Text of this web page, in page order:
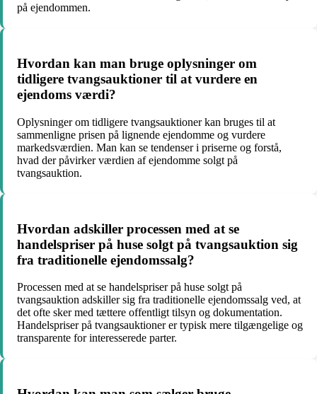
på ejendommen.
Hvordan kan man bruge oplysninger om
tidligere tvangsauktioner til at vurdere en
ejendoms værdi?
Oplysninger om tidligere tvangsauktioner kan bruges til at
sammenligne prisen på lignende ejendomme og vurdere
markedsværdien. Man kan se tendenser i priserne og forstå,
hvad der påvirker værdien af ejendomme solgt på
tvangsauktion.
Hvordan adskiller processen med at se
handelspriser på huse solgt på tvangsauktion sig
fra traditionelle ejendomssalg?
Processen med at se handelspriser på huse solgt på
tvangsauktion adskiller sig fra traditionelle ejendomssalg ved, at
det ofte sker med tættere offentligt tilsyn og dokumentation.
Handelspriser på tvangsauktioner er typisk mere tilgængelige og
transparente for interesserede parter.